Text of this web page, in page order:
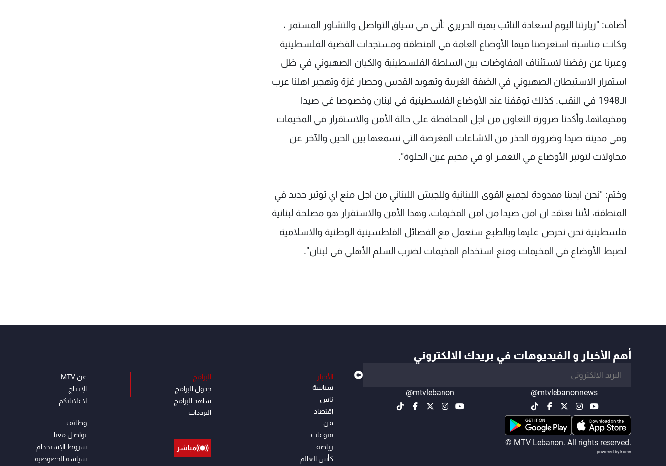
أضاف: "زيارتنا اليوم لسعادة النائب بهية الحريري تأتي في سياق التواصل والتشاور المستمر ،
وكانت مناسبة استعرضنا فيها الأوضاع العامة في المنطقة ومستجدات القضية الفلسطينية
وعبرنا عن رفضنا لاستئناف المفاوضات بين السلطة الفلسطينية والكيان الصهيوني في ظل
استمرار الاستيطان الصهيوني في الضفة الغربية وتهويد القدس وحصار غزة وتهجير اهلنا عرب
الـ1948 في النقب. كذلك توقفنا عند الأوضاع الفلسطينية في لبنان وخصوصا في صيدا
ومخيماتها، وأكدنا ضرورة التعاون من اجل المحافظة على حالة الأمن والاستقرار في المخيمات
وفي مدينة صيدا وضرورة الحذر من الاشاعات المغرضة التي نسمعها بين الحين والآخر عن
محاولات لتوتير الأوضاع في التعمير او في مخيم عين الحلوة".
وختم: "نحن ايدينا ممدودة لجميع القوى اللبنانية وللجيش اللبناني من اجل منع اي توتير جديد في
المنطقة، لأننا نعتقد ان امن صيدا من امن المخيمات، وهذا الأمن والاستقرار هو مصلحة لبنانية
فلسطينية نحن نحرص عليها وبالطبع سنعمل مع الفصائل الفلطسينية الوطنية والاسلامية
لضبط الأوضاع في المخيمات ومنع استخدام المخيمات لضرب السلم الأهلي في لبنان".
أهم الأخبار و الفيديوهات في بريدك الالكتروني
@mtvlebanonnews
@mtvlebanon
© MTV Lebanon. All rights reserved.
powered by koein
الأخبار
سياسة
ناس
إقتصاد
فن
منوعات
رياضة
كأس العالم
البرامج
جدول البرامج
شاهد البرامج
الترددات
مباشر
عن MTV
الإنـتـاج
لاعلاناتكم
وظائف
تواصل معنا
شروط الإسـتخدام
سياسة الخصوصية